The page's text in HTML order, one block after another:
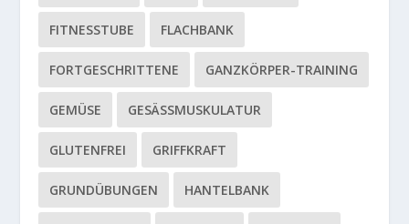
FITNESSTUBE FLACHBANK
FORTGESCHRITTENE GANZKÖRPER-TRAINING
GEMÜSE GESÄSSMUSKULATUR
GLUTENFREI GRIFFKRAFT
GRUNDÜBUNGEN HANTELBANK